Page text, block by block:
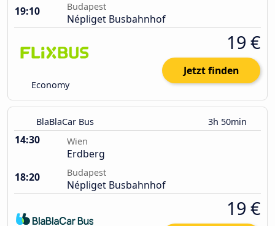
19:10
Budapest
Népliget Busbahnhof
Economy
19 €
Jetzt finden
BlaBlaCar Bus 3h 50min
14:30 Wien
Erdberg
18:20
Budapest
Népliget Busbahnhof
19 €